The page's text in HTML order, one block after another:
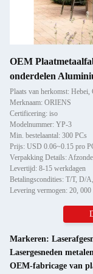
OEM
onderdelen
Plaats van herkomst: Hebei,
Merknaam: ORIENS
Certificering: iso
Modelnummer: YP-3
Min. bestelaantal: 300 PCs
Prijs: USD 0.06~0.15 pro
Levertijd: 8-15 werkdagen
Betalingscondities: T/T, D/
Levering vermogen: 20, 000
Markeren:
Lasergesneden
OEM-fabricage van